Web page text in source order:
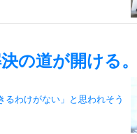
の道が開ける。
るわけがない」と思われそう